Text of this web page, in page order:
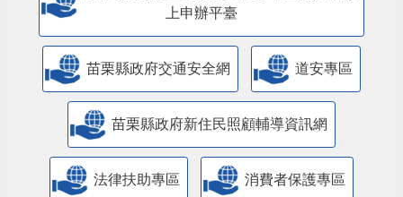
上申辦平臺
苗栗縣政府交通安全網 道安專區
苗栗縣政府新住民照顧輔導資訊網
法律扶助專區 消費者保護專區